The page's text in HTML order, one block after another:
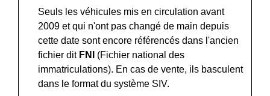
Seuls les véhicules mis en circulation avant
2009 et qui n'ont pas changé de main depuis
cette date sont encore référencés dans l'ancien
fichier dit FNI
(Fichier national des
immatriculations). En cas de vente, ils basculent
dans le format du système SIV.